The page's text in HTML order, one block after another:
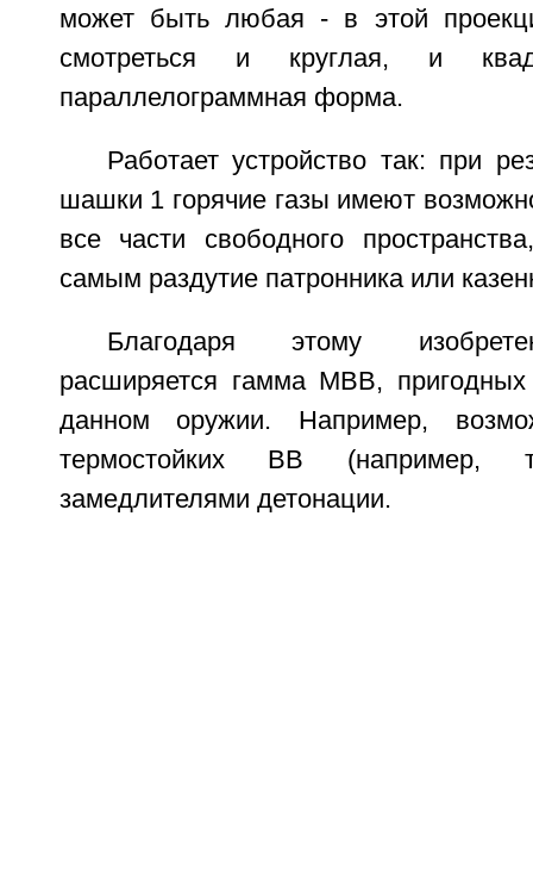
может быть любая - в этой
смотреться и круглая, и
параллелограммная форма.
Работает устройство так: при
шашки 1 горячие газы имеют
все части свободного
самым раздутие патронника или
Благодаря этому
расширяется гамма МВВ,
данном оружии. Например,
термостойких ВВ (например,
замедлителями детонации.